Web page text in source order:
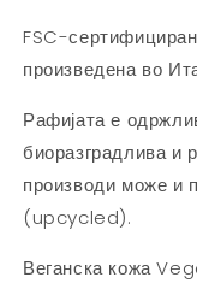
FSC-
произведена во
Рафијата е
биоразградлива и
производи може и
(upcycled).
Веганска кожа